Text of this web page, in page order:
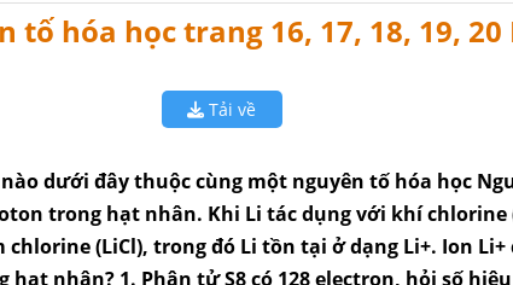
tố hóa học trang 16, 17, 18, 19, 20
Tải về
dưới đây thuộc cùng một nguyên tố hóa học
trong hạt nhân. Khi Li tác dụng với khí chlorine
(LiCl), trong đó Li tồn tại ở dạng Li+. Ion Li+
nhân? 1. Phân tử S8 có 128 electron, hỏi số